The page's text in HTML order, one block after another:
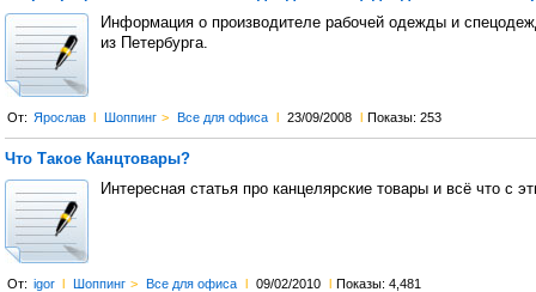
Информация о производителе рабочей одежды и
из Петербурга.
От: Ярослав l Шоппинг > Все для офиса l 23/09/2008 l Показы: 253
Что Такое Канцтовары?
Интересная статья про канцелярские товары и всё что с
От: igor l Шоппинг > Все для офиса l 09/02/2010 l Показы: 4,481